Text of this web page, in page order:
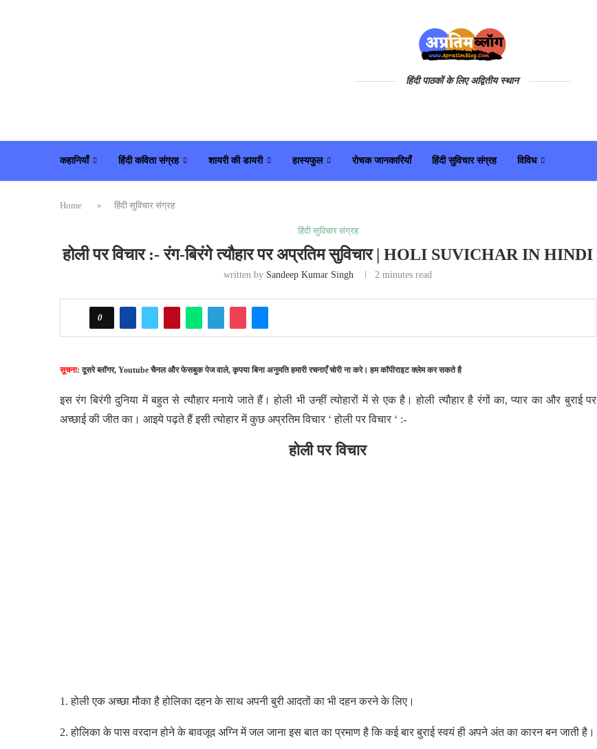
हिंदी पाठकों के लिए अद्वितीय स्थान
कहानियाँ हिंदी कविता संग्रह शायरी की डायरी हास्यफुल रोचक जानकारियाँ हिंदी सुविचार संग्रह विविध
Home » हिंदी सुविचार संग्रह
हिंदी सुविचार संग्रह
होली पर विचार :- रंग-बिरंगे त्यौहार पर अप्रतिम सुविचार | HOLI SUVICHAR IN HINDI
written by Sandeep Kumar Singh 2 minutes read
0
सूचना: दूसरे ब्लॉगर, Youtube चैनल और फेसबुक पेज वाले, कृपया बिना अनुमति हमारी रचनाएँ चोरी ना करे। हम कॉपीराइट क्लेम कर सकते है
इस रंग बिरंगी दुनिया में बहुत से त्यौहार मनाये जाते हैं। होली भी उन्हीं त्योहारों में से एक है। होली त्यौहार है रंगों का, प्यार का और बुराई पर
अच्छाई की जीत का। आइये पढ़ते हैं इसी त्योहार में कुछ अप्रतिम विचार ‘ होली पर विचार ‘ :-
होली पर विचार
1. होली एक अच्छा मौका है होलिका दहन के साथ अपनी बुरी आदतों का भी दहन करने के लिए।
2. होलिका के पास वरदान होने के बावजूद अग्नि में जल जाना इस बात का प्रमाण है कि कई बार बुराई स्वयं ही अपने अंत का कारन बन जाती है।